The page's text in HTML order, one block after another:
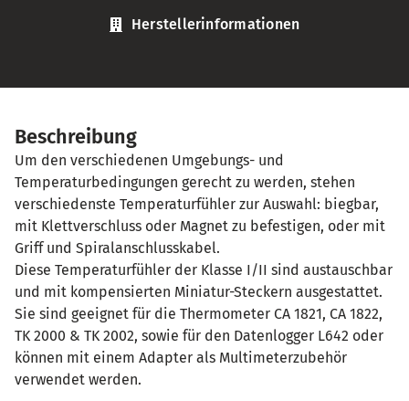
Herstellerinformationen
Beschreibung
Um den verschiedenen Umgebungs- und
Temperaturbedingungen gerecht zu werden, stehen
verschiedenste Temperaturfühler zur Auswahl: biegbar,
mit Klettverschluss oder Magnet zu befestigen, oder mit
Griff und Spiralanschlusskabel.
Diese Temperaturfühler der Klasse I/II sind austauschbar
und mit kompensierten Miniatur-Steckern ausgestattet.
Sie sind geeignet für die Thermometer CA 1821, CA 1822,
TK 2000 & TK 2002, sowie für den Datenlogger L642 oder
können mit einem Adapter als Multimeterzubehör
verwendet werden.